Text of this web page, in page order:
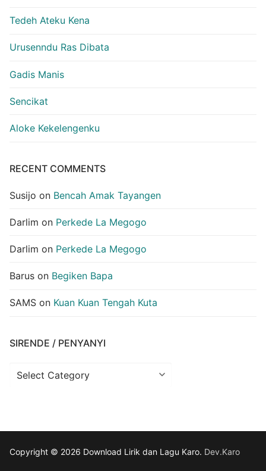
Tedeh Ateku Kena
Urusenndu Ras Dibata
Gadis Manis
Sencikat
Aloke Kekelengenku
RECENT COMMENTS
Susijo on Bencah Amak Tayangen
Darlim on Perkede La Megogo
Darlim on Perkede La Megogo
Barus on Begiken Bapa
SAMS on Kuan Kuan Tengah Kuta
SIRENDE / PENYANYI
Sirende
Copyright © 2026 Download Lirik dan Lagu Karo. Dev.Karo